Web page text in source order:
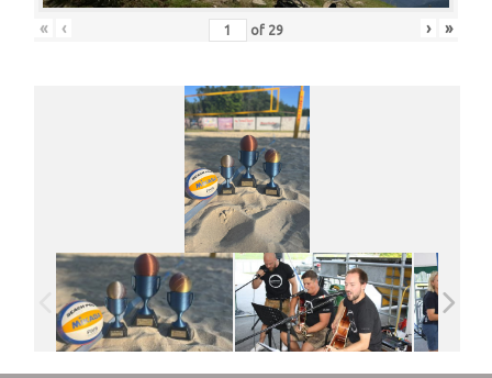
« ‹ of 29 › »